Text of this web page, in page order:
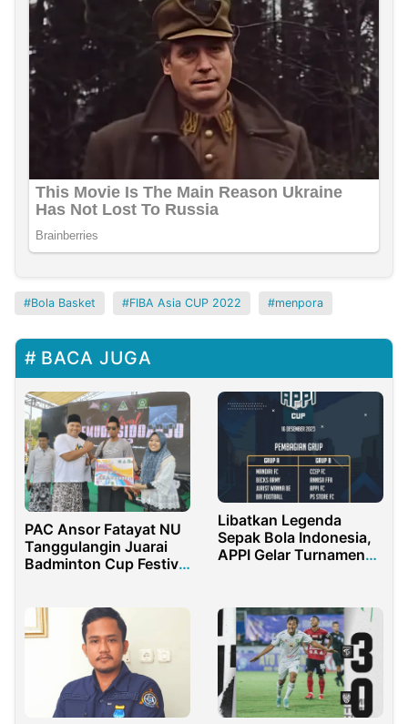
Bola Basket FIBA Asia CUP 2022 menpora
BACA JUGA
PAC Ansor Fatayat NU
Tanggulangin Juarai
Badminton Cup Festival
Libatkan Legenda
Sepak Bola Indonesia,
APPI Gelar Turnamen